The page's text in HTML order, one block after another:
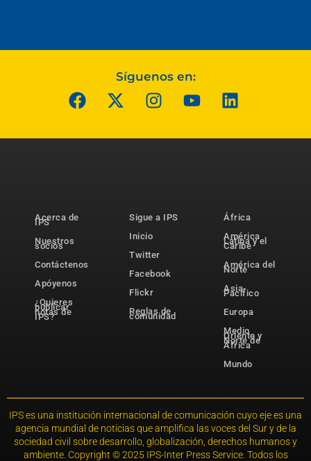
Síguenos en:
Acerca de
IPS
Nuestros
socios
Contáctenos
Apóyenos
¿Quieres
publicar
notas de
IPS?
Sigue a IPS
Inicio
Twitter
Facebook
Flickr
Reglas de
comunidad
África
América
Latina y el
Caribe
América del
Norte
Asia-
Pacífico
Europa
Medio
Oriente y
Norte de
África
Mundo
IPS es una institución internacional de comunicación cuyo eje es una
agencia mundial de noticias que amplifica las voces del Sur y de la
sociedad civil sobre desarrollo, globalización, derechos humanos y
ambiente. Copyright © 2025 IPS-Inter Press Service. Todos los